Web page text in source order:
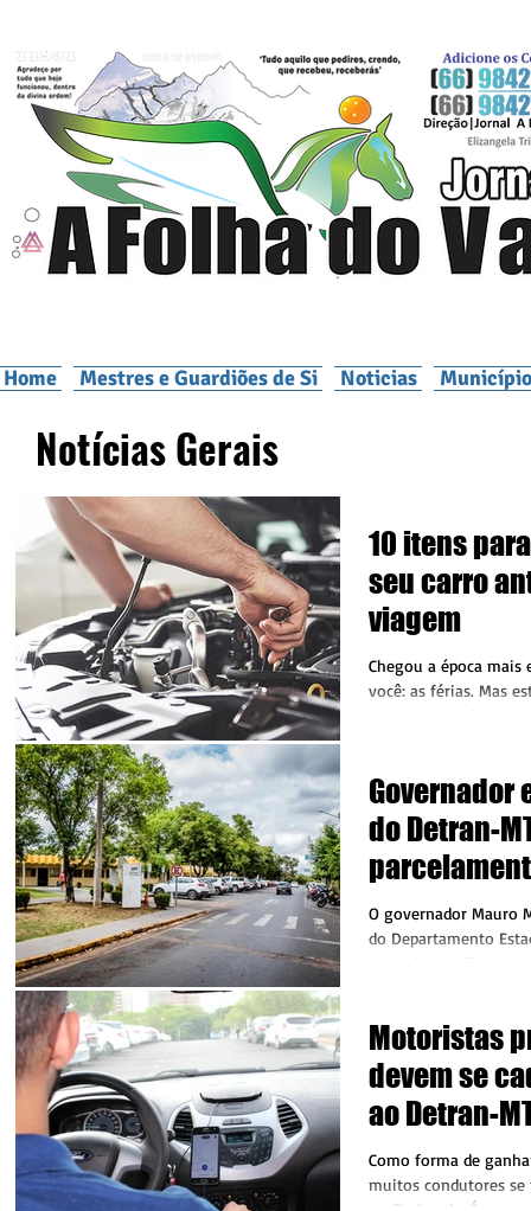
Home Mestres e Guardiões de Si Noticias
Notícias Gerais
10 itens
seu carro
viagem
Chegou a época mais
você: as férias. Mas
em que se registra o
Governador
do Detran-
no cartão
O governador Mauro
do Departamento
Motoristas
devem se
ao Detran-
Como forma de
muitos condutores